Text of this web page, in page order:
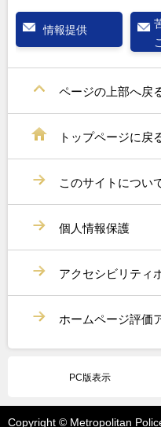
情報提供
ページの上部へ戻
トップページに戻
このサイトについ
個人情報保護
アクセシビリティ
ホームページ評価
PC版表示
Copyright © Metropolitan